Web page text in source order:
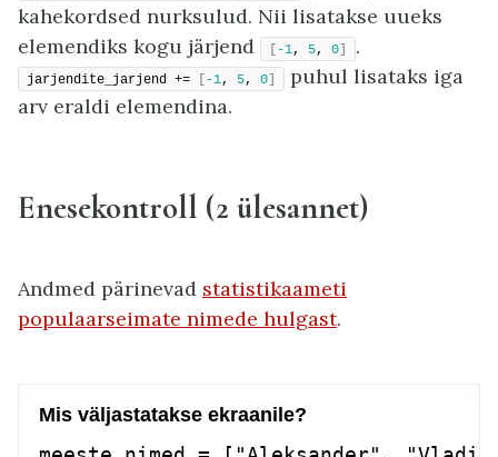
kahekordsed nurksulud. Nii lisatakse uueks
elemendiks kogu järjend
[ -1, 5, 0] .
jarjendite_jarjend += [ -1, 5, 0]
puhul lisataks iga
arv eraldi elemendina.
Enesekontroll (2 ülesannet)
Andmed pärinevad statistikaameti
populaarseimate nimede hulgast.